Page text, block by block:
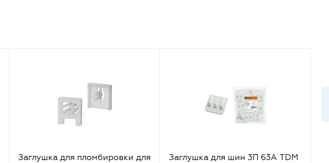
Заглушка для пломбировки для
Заглушка для шин 3П 63А TDM